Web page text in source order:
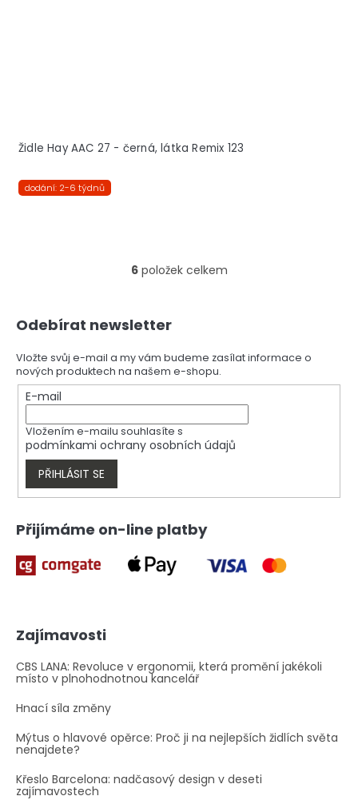
Židle Hay AAC 27 - černá, látka Remix 123
dodání: 2-6 týdnů
O
a
c
í
v
k
p
s
6položek celkem
Odebírat newsletter
Vložte svůj e-mail a my vám budeme zasílat informace o
nových produktech na našem e-shopu.
E-mail
Vložením e-mailu souhlasíte s
podmínkami ochrany osobních údajů
PŘIHLÁSIT SE
Přijímáme on-line platby
Zajímavosti
CBS LANA: Revoluce v ergonomii, která promění jakékoli
místo v plnohodnotnou kancelář
Hnací síla změny
Mýtus o hlavové opěrce: Proč ji na nejlepších židlích světa
nenajdete?
Křeslo Barcelona: nadčasový design v deseti
zajímavostech